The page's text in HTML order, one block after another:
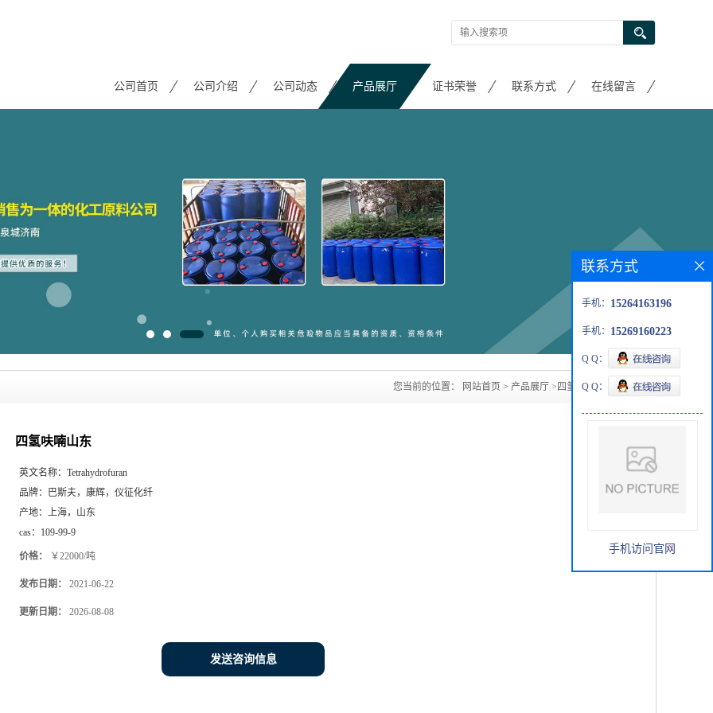
公司首页 公司介绍 公司动态 产品展厅 证书荣誉 联系方式 在线留言
您当前的位置： 网站首页 > 产品展厅 > 四氢呋喃山东
四氢呋喃山东
英文名称： Tetrahydrofuran
品牌：
巴斯夫，康辉，仪征化纤
产地： 上海，山东
cas： 109-99-9
价格： ￥22000/吨
发布日期： 2021-06-22
更新日期： 2026-08-08
发送咨询信息
联系方式
手机： 15264163196
手机： 15269160223
Q Q：
Q Q：
手机访问官网